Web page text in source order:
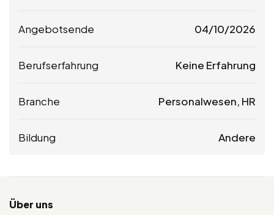
Angebotsende 04/10/2026
Berufserfahrung Keine Erfahrung
Branche Personalwesen, HR
Bildung Andere
Über uns